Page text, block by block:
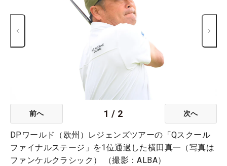
前へ 1 / 2 次へ
DPワールド（欧州）レジェンズツアーの「Qスクール
ファイナルステージ」を1位通過した横田真一（写真は
ファンケルクラシック） （撮影：ALBA）